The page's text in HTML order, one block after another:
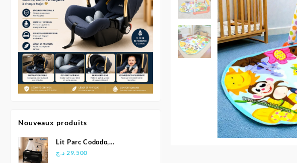
Nouveaux produits
Lit Parc Cododo,
Multifonction - Kidilo
29.500 د.ج